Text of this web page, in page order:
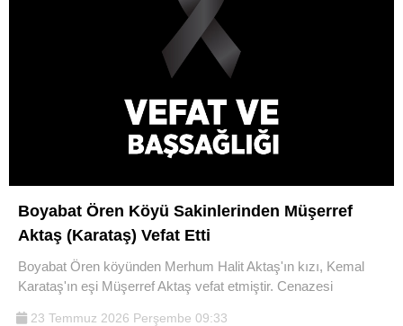
Boyabat Ören Köyü Sakinlerinden Müşerref
Aktaş (Karataş) Vefat Etti
Boyabat Ören köyünden Merhum Halit Aktaş'ın kızı, Kemal
Karataş'ın eşi Müşerref Aktaş vefat etmiştir. Cenazesi
23 Temmuz 2026 Perşembe 09:33